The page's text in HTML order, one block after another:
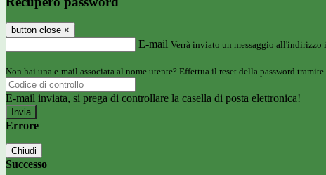
button close ×
E-mail Verrà inviato un messaggio all'indirizzo
Non hai una e-mail associata al nome utente? Effettua il reset della password tramite
E-mail inviata, si prega di controllare la casella di posta elettronica!
Errore
Chiudi
Successo